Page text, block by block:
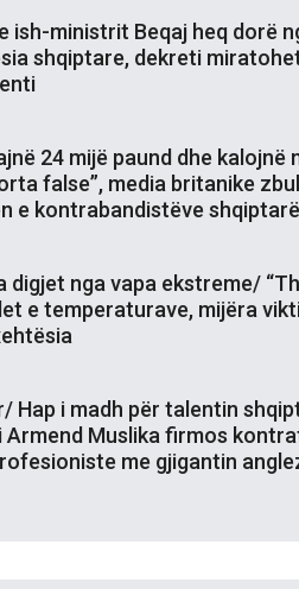
ish-ministrit Beqaj heq dorë
shqiptare, dekreti
24 mijë paund dhe kalojnë
false”, media britanike
e kontrabandistëve shqiptarë
digjet nga vapa ekstreme/
e temperaturave, mijëra
Hap i madh për talentin
Armend Muslika firmos
me gjigantin